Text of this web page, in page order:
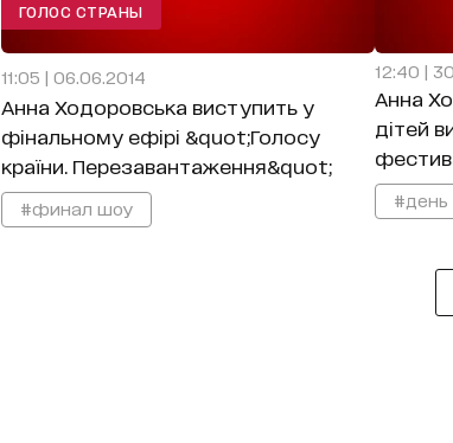
ГОЛОС СТРАНЫ
11:05 | 06.06.2014
Анна Ходоровська виступить у
фінальному ефірі &quot;Голосу
країни. Перезавантаження&quot;
#финал шоу
12:40 |
Анна
дітей